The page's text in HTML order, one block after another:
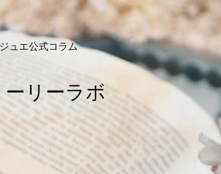
ュエ公式コラム
リーラボ